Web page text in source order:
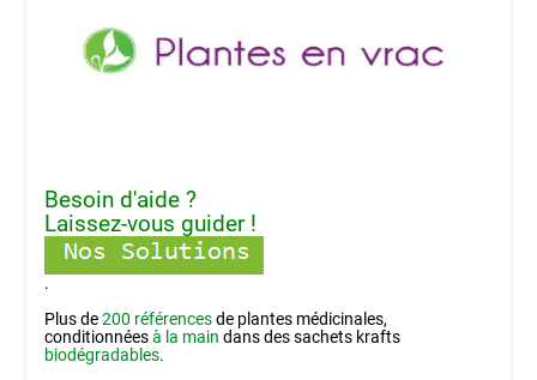
Besoin d'aide ?
Laissez-vous guider !
.
Plus de200 référencesde plantes médicinales,
conditionnéesà la main dans des sachets krafts
biodégradables.